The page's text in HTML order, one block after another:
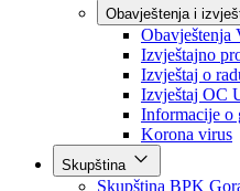
Javni pozivi
Javne nabavke
Dnevni izvještaj
Obavještenja i
Obavještenja
Izvještajno
Izvještaj o radu
Izvještaj OC
Informacije o